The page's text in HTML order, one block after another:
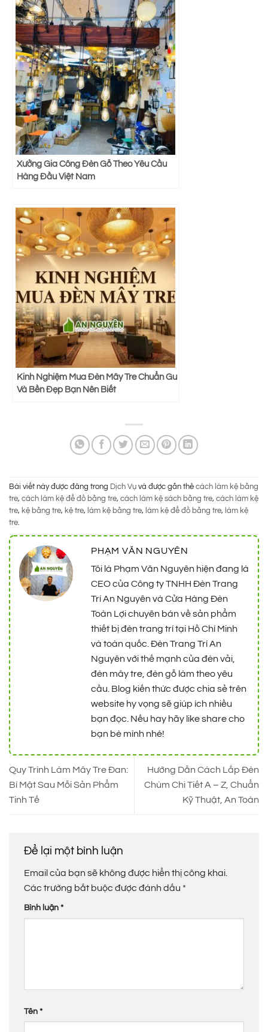
Xưởng Gia Công Đèn Gỗ Theo Yêu Cầu
Hàng Đầu Việt Nam
Kinh Nghiệm Mua Đèn Mây Tre Chuẩn Gu
Và Bền Đẹp Bạn Nên Biết
Bài viết này được đăng trong Dịch Vụ và được gắn thẻ cách làm kệ bằng
tre, cách làm kệ để đồ bằng tre, cách làm kệ sách bằng tre, cách làm kệ
tre, kệ bằng tre, kệ tre, làm kệ bằng tre, làm kệ để đồ bằng tre, làm kệ
tre.
PHẠM VĂN NGUYÊN
Tôi là Phạm Văn Nguyên hiện đang là
CEO của Công ty TNHH Đèn Trang
Trí An Nguyên và Cửa Hàng Đèn
Toàn Lợi chuyên bán về sản phẩm
thiết bị đèn trang trí tại Hồ Chí Minh
và toàn quốc. Đèn Trang Trí An
Nguyên với thế mạnh của đèn vải,
đèn mây tre, đèn gỗ làm theo yêu
cầu. Blog kiến thức được chia sẻ trên
website hy vọng sẽ giúp ích nhiều
bạn đọc. Nếu hay hãy like share cho
bạn bè mình nhé!
Quy Trình Làm Mây Tre Đan:
Bí Mật Sau Mỗi Sản Phẩm
Tinh Tế
Hướng Dẫn Cách Lắp Đèn
Chùm Chi Tiết A – Z, Chuẩn
Kỹ Thuật, An Toàn
Để lại một bình luận
Email của bạn sẽ không được hiển thị công khai.
Các trường bắt buộc được đánh dấu *
Bình luận *
Tên *